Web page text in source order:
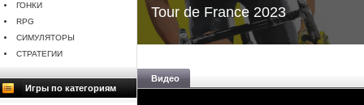
ГОНКИ
RPG
СИМУЛЯТОРЫ
СТРАТЕГИИ
Игры по категориям
Tour de France 2023
Видео